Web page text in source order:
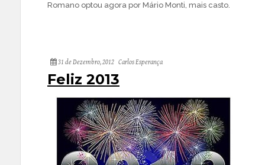
Romano optou agora por Mário Monti, mais casto.
31 de Dezembro, 2012 Carlos Esperança
Feliz 2013